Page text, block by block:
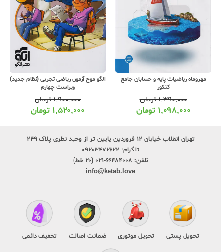
مهروماه ریاضیات پایه و حسابان جامع
کنکور
۱,۳۹۰,۰۰۰تومان
۱,۰۹۸,۰۰۰ تومان
الگو موج آزمون ریاضی تجربی (نظام جدید)
ویراست چهارم
۱,۹۰۰,۰۰۰تومان
۱,۵۲۰,۰۰۰ تومان
تهران انقلاب خیابان ۱۲ فروردین پایین تر از وحید نظری پلاک ۲۴۹
تلگرام: ۰۹۲۰۳۴۷۲۶۲۲
تلفن: ۶۶۴۸۴۰۰۸-۰۲۱ (۲۰ خط)
info@ketab.love
تحویل پستی تحویل موتوری ضمانت اصالت تخفیف دائمی